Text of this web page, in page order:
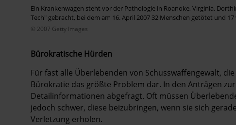
Ein Krankenwagen steht vor der Pathologie in Roanoke, Virginia.
Tech" gebracht, bei dem am 16. April 2007 32 Menschen getötet und
© 2007 Getty Images
Bürokratische Hürden
Für fast alle Überlebenden von Schusswaffengewalt,
Bürokratie das größte Problem dar. In den Anträgen
Detailinformationen abgefragt. Oft müssen
jedoch schwer, diese beizubringen, wenn sie sich
Verletzung erholen.